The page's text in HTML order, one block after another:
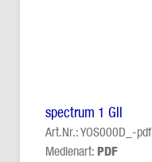
spectrum 1 GII
Art.Nr.: YOS000D_-pdf
Medienart: PDF